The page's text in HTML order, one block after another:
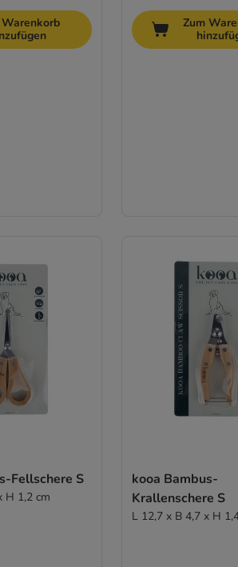
Zum
Fellschere S
H 1,2 cm
kooa Bambus-
Krallenschere S
L 12,7 x B 4,7 x H